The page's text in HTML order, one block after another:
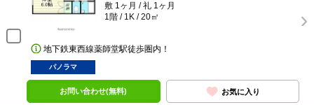
敷 1ヶ月 / 礼 1ヶ月
1階 / 1K / 20㎡
地下鉄東西線薬師堂駅徒歩圏内！
パノラマ
お問い合わせ(無料) お気に入り